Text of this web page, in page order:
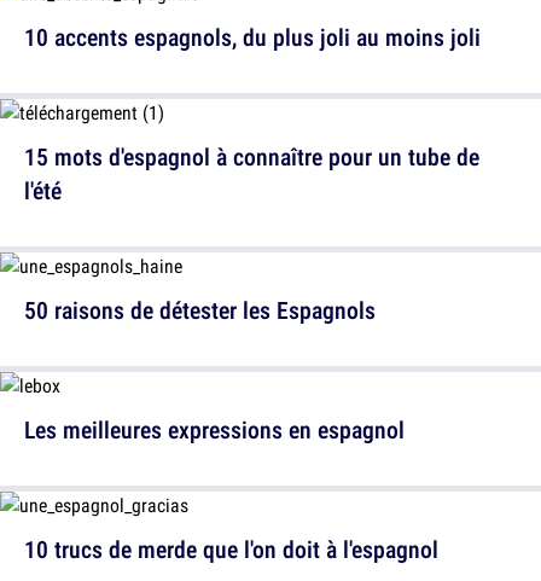
15 mots d'espagnol à connaître pour un tube de
l'été
Les meilleures expressions en espagnol
10 accents espagnols, du plus joli au moins joli
50 raisons de détester les Espagnols
10 trucs de merde que l'on doit à l'espagnol